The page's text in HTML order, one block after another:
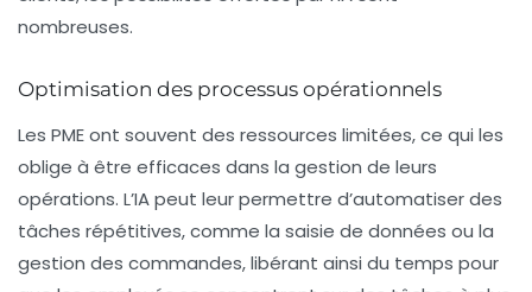
nombreuses.
Optimisation des processus opérationnels
Les PMEont souvent des ressources limitées, ce qui les
oblige à être efficaces dans la gestion de leurs
opérations. L’IA peut leur permettre d’automatiser des
tâches répétitives, comme la saisie de données ou la
gestion des commandes, libérant ainsi du temps pour